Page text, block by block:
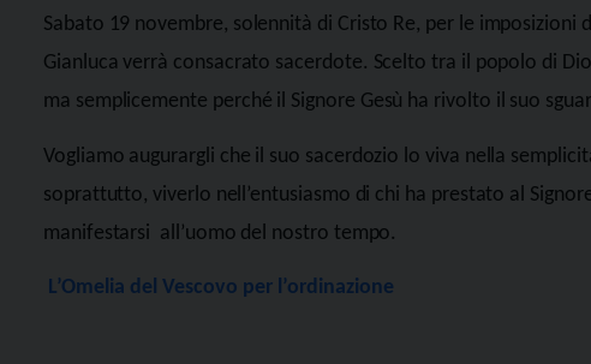
Sabato 19 novembre, solennità di Cristo Re, per le
Gianluca verrà consacrato sacerdote. Scelto tra il popolo di
ma semplicemente perché il Signore Gesù ha rivolto il suo
Vogliamo augurargli che il suo sacerdozio lo viva nella
soprattutto, viverlo nell’entusiasmo di chi ha prestato al
manifestarsi all’uomo del nostro tempo.
L’Omelia del Vescovo per l’ordinazione